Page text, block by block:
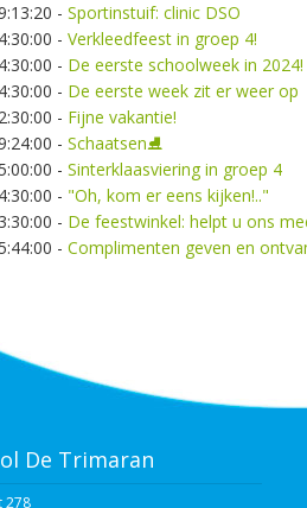
- Sportinstuif: clinic DSO
- Verkleedfeest in groep 4!
- De eerste schoolweek in 2024!
- De eerste week zit er weer op
- Fijne vakantie!
- Schaatsen⛸️
- Sinterklaasviering in groep 4
- "Oh, kom er eens kijken!.."
- De feestwinkel: helpt u ons
- Complimenten geven en
De Trimaran
278